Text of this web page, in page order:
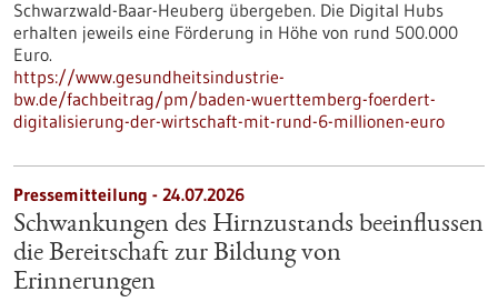
Schwarzwald-Baar-Heuberg übergeben. Die Digital Hubs
erhalten jeweils eine Förderung in Höhe von rund 500.000
Euro.
https://www.gesundheitsindustrie-
bw.de/fachbeitrag/pm/baden-wuerttemberg-foerdert-
digitalisierung-der-wirtschaft-mit-rund-6-millionen-euro
Pressemitteilung - 24.07.2026
Schwankungen des Hirnzustands beeinflussen
die Bereitschaft zur Bildung von
Erinnerungen